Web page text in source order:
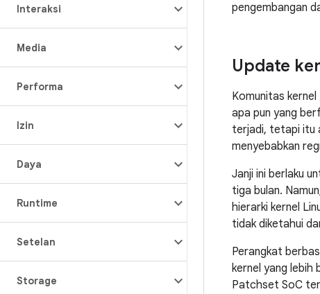
Interaksi
Media
Performa
Izin
Daya
Runtime
Setelan
Storage
pengembangan
Update
Komunitas
apa pun yang
terjadi, tetapi itu
menyebabkan
Janji ini berlaku
tiga bulan.
hierarki kernel
tidak diketahui
Perangkat
kernel yang lebih
Patchset SoC